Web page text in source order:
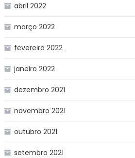
abril 2022
março 2022
fevereiro 2022
janeiro 2022
dezembro 2021
novembro 2021
outubro 2021
setembro 2021